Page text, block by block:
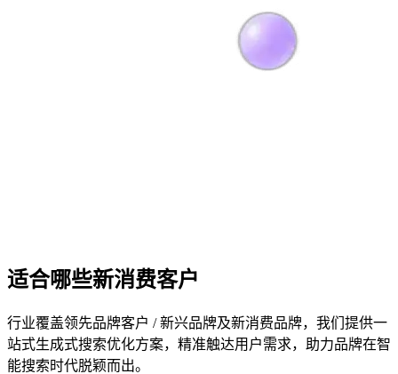
适合哪些新消费客户
行业覆盖领先品牌客户 / 新兴品牌及新消费品牌，我们提供一
站式生成式搜索优化方案，精准触达用户需求，助力品牌在智
能搜索时代脱颖而出。